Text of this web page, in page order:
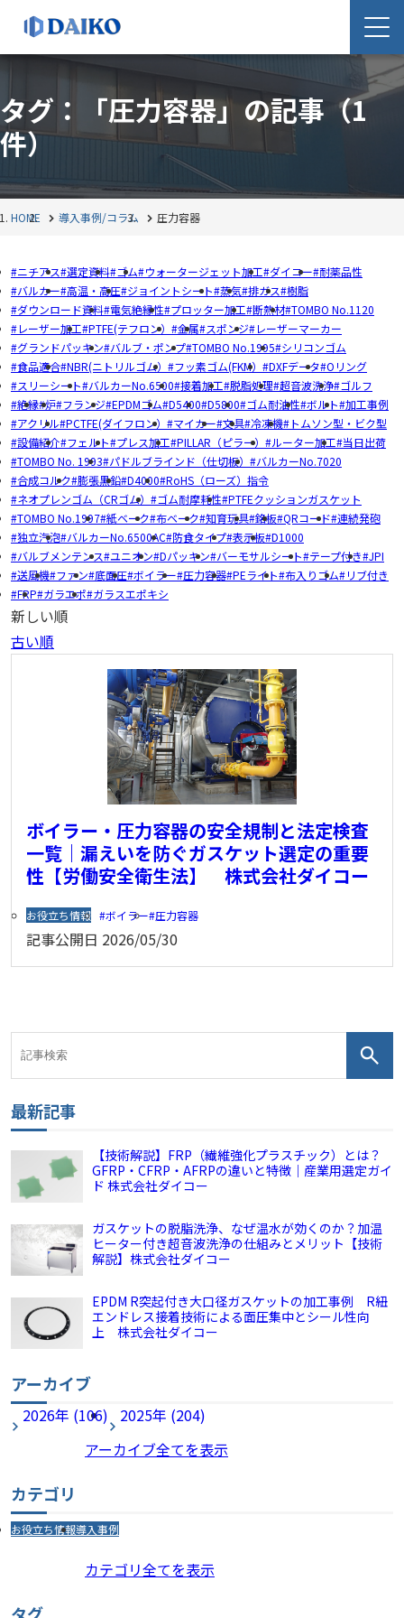
タグ：「圧力容器」の記事 （1
件）
HOME 導入事例/コラム 圧力容器
ニチアス 選定資料 ゴム ウォータージェット加工 ダイコー 耐薬品性
バルカー 高温・高圧 ジョイントシート 蒸気 排ガス 樹脂
ダウンロード資料 電気絶縁性 プロッター加工 断熱材 TOMBO No.1120
レーザー加工 PTFE(テフロン） 金属 スポンジ
レーザーマーカー
グランドパッキン バルブ・ポンプ TOMBO No.1995 シリコンゴム
食品適合 NBR(ニトリルゴム） フッ素ゴム(FKM） DXFデータ Oリング
スリーシート バルカーNo.6500 接着加工 脱脂処理 超音波洗浄 ゴルフ
絶縁 炉 フランジ EPDMゴム D5400 D5800 ゴム耐油性 ボルト 加工事例
アクリル PCTFE(ダイフロン） マイカー 文具 冷凍機 トムソン型・ビク型
設備紹介 フェルト プレス加工 PILLAR（ピラー） ルーター加工 当日出荷
TOMBO No. 1993 パドルブラインド（仕切板）
バルカーNo.7020
合成コルク 膨張黒鉛 D4000 RoHS（ローズ）指令
ネオプレンゴム（CRゴム）
ゴム耐摩耗性 PTFEクッションガスケット
TOMBO No.1997 紙ベーク 布ベーク 知育玩具 銘板 QRコード 連続発砲
独立汽泡 バルカーNo.6500AC 防食タイプ 表示板 D1000
バルブメンテンス ユニオン Dパッキン バーモサルシート テープ付き JPI
送風機 ファン 底面圧 ボイラー 圧力容器 PEライト 布入りゴム
リブ付き
FRP ガラエポ ガラスエポキシ
新しい順
古い順
ボイラー・圧力容器の安全規制と法定検査
一覧｜漏えいを防ぐガスケット選定の重要
性【労働安全衛生法】 株式会社ダイコー
お役立ち情報 ボイラー 圧力容器
記事公開日 2026/05/30
最新記事
【技術解説】FRP（繊維強化プラスチック）とは？
GFRP・CFRP・AFRPの違いと特徴｜産業用選定ガイ
ド 株式会社ダイコー
ガスケットの脱脂洗浄、なぜ温水が効くのか？加温
ヒーター付き超音波洗浄の仕組みとメリット【技術
解説】株式会社ダイコー
EPDM R突起付き大口径ガスケットの加工事例 R紐
エンドレス接着技術による面圧集中とシール性向
上 株式会社ダイコー
アーカイブ
2026年 (106)
2025年 (204)
アーカイブ全てを表示
カテゴリ
お役立ち情報導入事例
カテゴリ全てを表示
タグ